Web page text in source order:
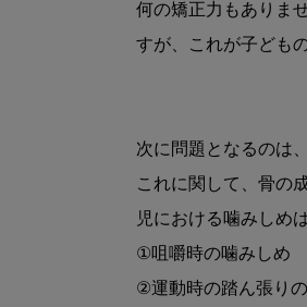
何の矯正力もありま
すが、これが子ども
次に問題となるのは
これに関して、骨の
児における噛みしめ
①咀嚼時の噛みしめ
②運動時の踏ん張り